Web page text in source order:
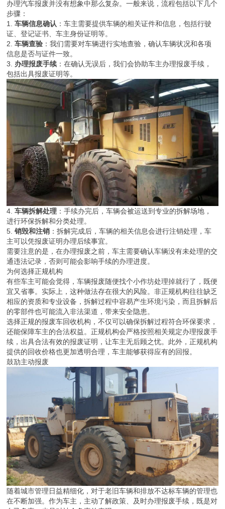
车辆报废的流程
办理汽车报废并没有想象中那么复杂。一般来说，流程包括以下几个
步骤：
1.车辆信息确认：车主需要提供车辆的相关证件和信息，包括行驶
证、登记证书、车主身份证明等。
2.车辆查验：我们需要对车辆进行实地查验，确认车辆状况和各项
信息是否与证件一致。
3.办理报废手续：在确认无误后，我们会协助车主办理报废手续，
包括出具报废证明等。
4.车辆拆解处理：手续办完后，车辆会被运送到专业的拆解场地，
进行环保拆解和分类处理。
5.销毁和注销：拆解完成后，车辆的相关信息会进行注销处理，车
主可以凭报废证明办理后续事宜。
需要注意的是，在办理报废之前，车主需要确认车辆没有未处理的交
通违法记录，否则可能会影响手续的办理进度。
为何选择正规机构
有些车主可能会觉得，车辆报废随便找个小作坊处理掉就行了，既便
宜又省事。实际上，这种做法存在很大的风险。非正规机构往往缺乏
相应的资质和专业设备，拆解过程中容易产生环境污染，而且拆解后
的零部件也可能流入非法渠道，带来安全隐患。
选择正规的报废车回收机构，不仅可以确保拆解过程符合环保要求，
还能保障车主的合法权益。正规机构会严格按照相关规定办理报废手
续，出具合法有效的报废证明，让车主无后顾之忧。此外，正规机构
提供的回收价格也更加透明合理，车主能够获得应有的回报。
鼓劢主动报废
随着城市管理日益精细化，对于老旧车辆和排放不达标车辆的管理也